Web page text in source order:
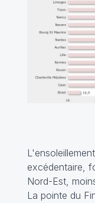
excédentaire,
Nord-Est,
La pointe du